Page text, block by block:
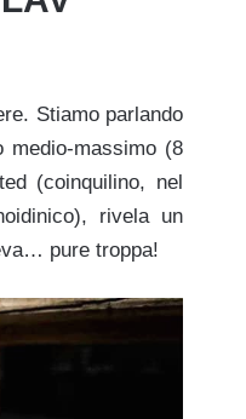
Stiamo parlando
medio-massimo (8
(coinquilino, nel
rivela un
pure troppa!